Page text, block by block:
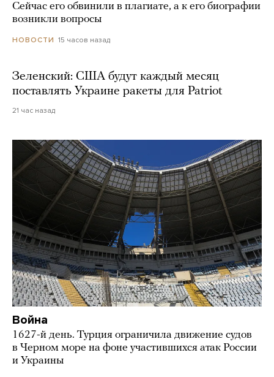
Сейчас его обвинили в плагиате, а к его биографии
возникли вопросы
НОВОСТИ 15 часов назад
Зеленский: США будут каждый месяц
поставлять Украине ракеты для Patriot
21 час назад
Война
1627-й день. Турция ограничила движение судов
в Черном море на фоне участившихся атак России
и Украины